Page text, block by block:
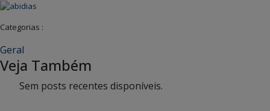
Categorias :
Geral
Veja Também
Sem posts recentes disponíveis.